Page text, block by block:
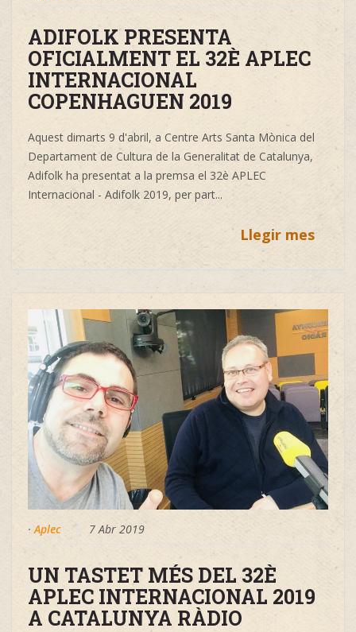
ADIFOLK PRESENTA
OFICIALMENT EL 32È APLEC
INTERNACIONAL
COPENHAGUEN 2019
Aquest dimarts 9 d'abril, a Centre Arts Santa Mònica del
Departament de Cultura de la Generalitat de Catalunya,
Adifolk ha presentat a la premsa el 32è APLEC
Internacional - Adifolk 2019, per part...
Llegir mes
·Aplec 7 Abr 2019
UN TASTET MÉS DEL 32È
APLEC INTERNACIONAL 2019
A CATALUNYA RÀDIO